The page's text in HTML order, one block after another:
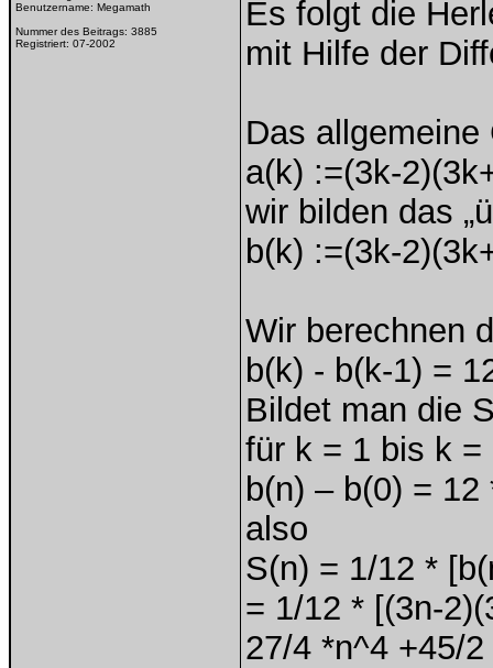
Benutzername: Megamath
Nummer des Beitrags: 3885
Registriert: 07-2002
Es folgt die
mit Hilfe der
Das
a(k) :=(3k-
wir bilden das
b(k) :=(3k-
Wir berechnen
b(k) - b(k-1) =
Bildet man die
für k = 1 bis k
b(n) – b(0) = 12
also
S(n) = 1/12 *
= 1/12 * [(3n-
27/4 *n^4 +45/